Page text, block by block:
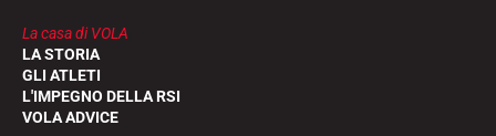
La casa di VOLA
LA STORIA
GLI ATLETI
L'IMPEGNO DELLA RSI
VOLA ADVICE